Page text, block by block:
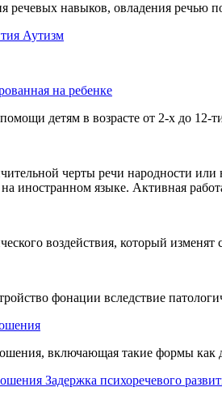
речевых навыков, овладения речью
Аутизм
на ребенке
детям в возрасте от 2-х до
черты речи народности
иностранном языке. Активная
воздействия, который
фонации вследствие
включающая такие формы как
Задержка психоречевого